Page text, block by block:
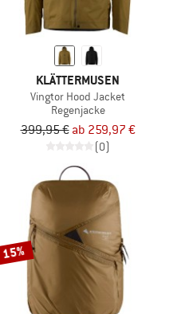
KLÄTTERMUSEN
Vingtor Hood Jacket
Regenjacke
399,95 € ab 259,97 €
(0)
15%